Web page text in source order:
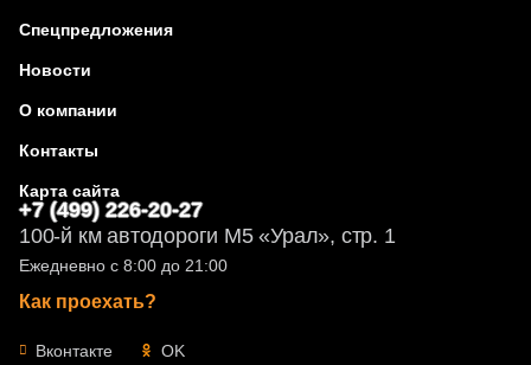
Спецпредложения
Новости
О компании
Контакты
Карта сайта
+7 (499) 226-20-27
100-й км автодороги М5 «Урал», стр. 1
Ежедневно с 8:00 до 21:00
Как проехать?
Вконтакте OK